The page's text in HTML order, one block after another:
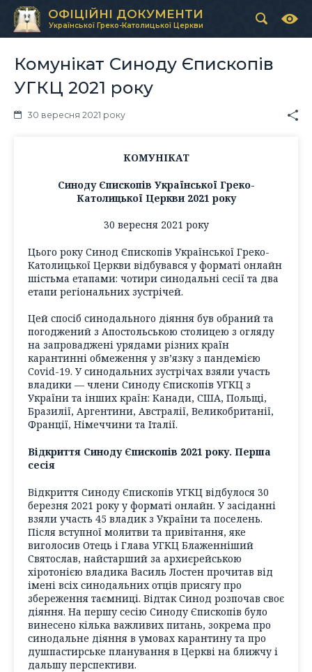
ОФІЦІЙНІ ДОКУМЕНТИ
Української Греко-Католицької Церкви
Комунікат Синоду Єпископів
УГКЦ 2021 року
30 вересня 2021 року
КОМУНІКАТ
Синоду Єпископів Української Греко-
Католицької Церкви 2021 року
30 вересня 2021 року
Цього року Синод Єпископів Української Греко-
Католицької Церкви відбувався у форматі онлайн
шістьма етапами: чотири синодальні сесії та два
етапи регіональних зустрічей.
Цей спосіб синодального діяння був обраний та
погоджений з Апостольською столицею з огляду
на запроваджені урядами різних країн
карантинні обмеження у зв’язку з пандемією
Covid-19. У синодальних зустрічах взяли участь
владики — члени Синоду Єпископів УГКЦ з
України та інших країн: Канади, США, Польщі,
Бразилії, Аргентини, Австралії, Великобританії,
Франції, Німеччини та Італії.
Відкриття Синоду Єпископів 2021 року. Перша
сесія
Відкриття Синоду Єпископів УГКЦ відбулося 30
березня 2021 року у форматі онлайн. У засіданні
взяли участь 45 владик з України та поселень.
Після вступної молитви та привітання, яке
виголосив Отець і Глава УГКЦ Блаженніший
Святослав, найстарший за архиєрейською
хіротонією владика Василь Лостен прочитав від
імені всіх синодальних отців присягу про
збереження таємниці. Відтак Синод розпочав своє
діяння. На першу сесію Синоду Єпископів було
винесено кілька важливих питань, зокрема про
синодальне діяння в умовах карантину та про
душпастирське планування в Церкві на ближчу і
дальшу перспективи.